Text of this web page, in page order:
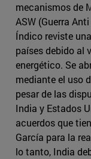
mecanismos de
ASW (Guerra
Índico reviste
países debido al
energético. Se
mediante el uso
pesar de las
India y Estados
acuerdos que
García para la
lo tanto, India